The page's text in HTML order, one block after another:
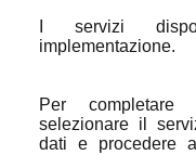
I servizi
implementazione.
Per completare
selezionare il
dati e procedere